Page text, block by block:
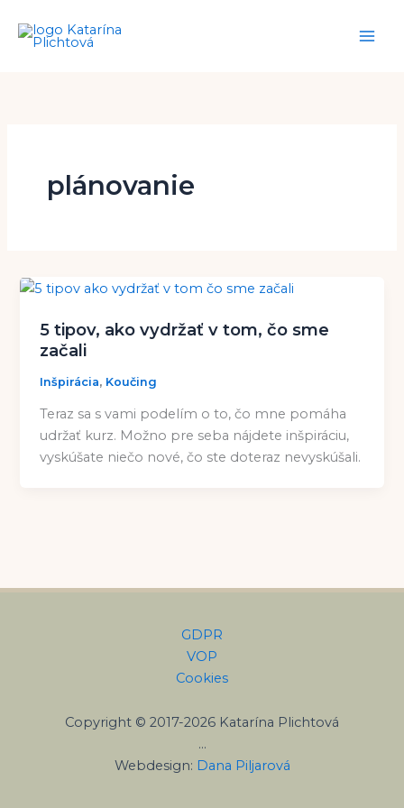
plánovanie
5 tipov, ako vydržať v tom, čo sme
začali
Inšpirácia, Koučing
Teraz sa s vami podelím o to, čo mne pomáha
udržať kurz. Možno pre seba nájdete inšpiráciu,
vyskúšate niečo nové, čo ste doteraz nevyskúšali.
GDPR
VOP
Cookies
Copyright © 2017-2026 Katarína Plichtová
…
Webdesign: Dana Piljarová